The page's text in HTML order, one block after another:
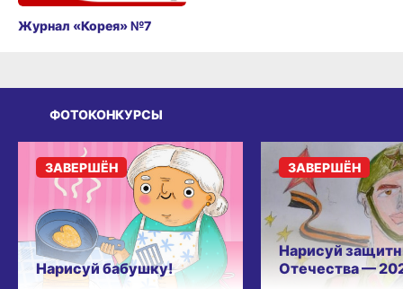
Журнал «Корея» №7
ФОТОКОНКУРСЫ
Нарисуй бабушку!
ЗАВЕРШЁН
Нарисуй
Отечества —
ЗАВЕРШЁН